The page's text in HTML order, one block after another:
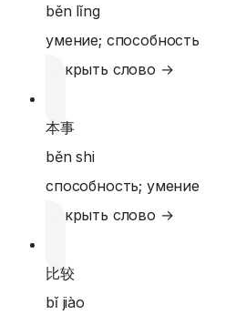
běn lǐng
умение; способность
Открыть слово →
本事
běn shi
способность; умение
Открыть слово →
比较
bǐ jiào